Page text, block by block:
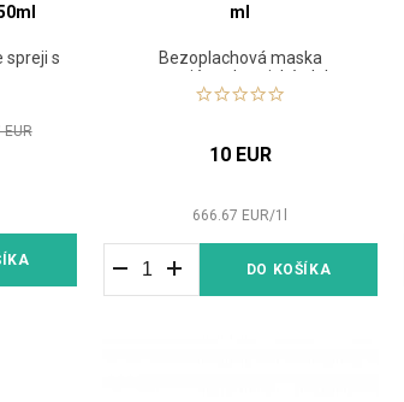
spreji s
ml
Bezoplachová maska
opravujúca chemické alebo
tepelné poškodenie
10 EUR
666.67 EUR/1
DO KOŠÍKA